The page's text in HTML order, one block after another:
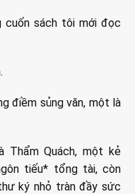
cuốn sách tôi mới đọc
điềm sủng văn, một là
Thẩm Quách, một kẻ
tiếu* tổng tài, còn
ký nhỏ tràn đầy sức